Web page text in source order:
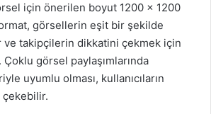
için önerilen boyut 1200 x 1200
görsellerin eşit bir şekilde
ve takipçilerin dikkatini çekmek için
görsel paylaşımlarında
uyumlu olması, kullanıcıların
çekebilir.